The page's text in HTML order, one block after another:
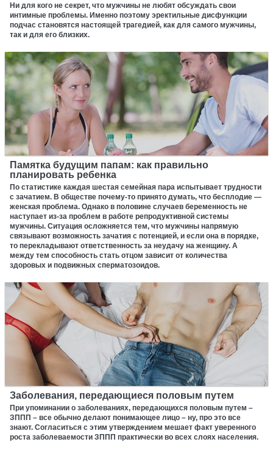
Ни для кого не секрет, что мужчины не любят обсуждать свои
интимные проблемы. Именно поэтому эректильные дисфункции
подчас становятся настоящей трагедией, как для самого мужчины,
так и для его близких.
Памятка будущим папам: как правильно
планировать ребенка
По статистике каждая шестая семейная пара испытывает трудности
с зачатием. В обществе почему-то принято думать, что бесплодие —
женская проблема. Однако в половине случаев беременность не
наступает из-за проблем в работе репродуктивной системы
мужчины. Ситуация осложняется тем, что мужчины напрямую
связывают возможность зачатия с потенцией, и если она в порядке,
то перекладывают ответственность за неудачу на женщину. А
между тем способность стать отцом зависит от количества
здоровых и подвижных сперматозоидов.
Заболевания, передающиеся половым путем
При упоминании о заболеваниях, передающихся половым путем –
ЗППП – все обычно делают понимающее лицо – ну, про это все
знают. Согласиться с этим утверждением мешает факт уверенного
роста заболеваемости ЗППП практически во всех слоях населения.